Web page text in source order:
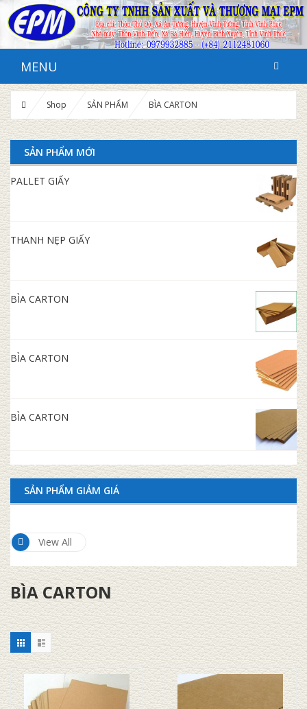
MENU
Shop SẢN PHẨM BÌA CARTON
SẢN PHẨM MỚI
PALLET GIẤY
THANH NẸP GIẤY
BÌA CARTON
BÌA CARTON
BÌA CARTON
SẢN PHẨM GIẢM GIÁ
View All
BÌA CARTON